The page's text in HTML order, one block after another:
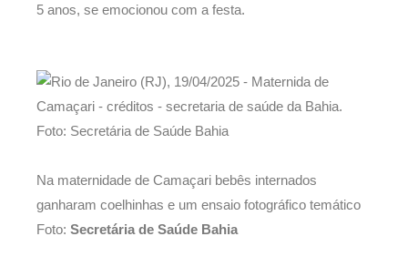
5 anos, se emocionou com a festa.
Na maternidade de Camaçari bebês internados
ganharam coelhinhas e um ensaio fotográfico temático
Foto: Secretária de Saúde Bahia